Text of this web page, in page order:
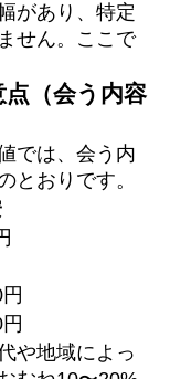
があり、特定
せん。ここで
（会う内容
では、会う内
とおりです。
や地域によっ